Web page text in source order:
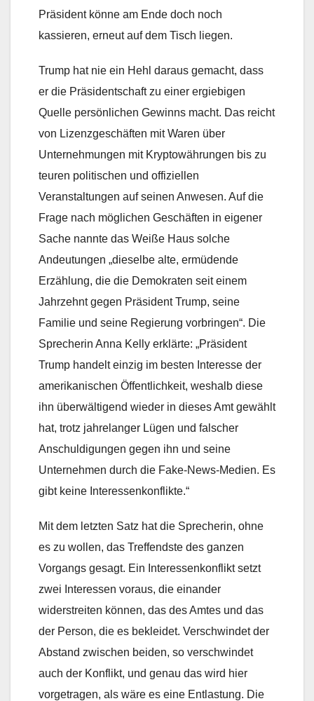
Präsident könne am Ende doch noch
kassieren, erneut auf dem Tisch liegen.
Trump hat nie ein Hehl daraus gemacht, dass
er die Präsidentschaft zu einer ergiebigen
Quelle persönlichen Gewinns macht. Das reicht
von Lizenzgeschäften mit Waren über
Unternehmungen mit Kryptowährungen bis zu
teuren politischen und offiziellen
Veranstaltungen auf seinen Anwesen. Auf die
Frage nach möglichen Geschäften in eigener
Sache nannte das Weiße Haus solche
Andeutungen „dieselbe alte, ermüdende
Erzählung, die die Demokraten seit einem
Jahrzehnt gegen Präsident Trump, seine
Familie und seine Regierung vorbringen“. Die
Sprecherin Anna Kelly erklärte: „Präsident
Trump handelt einzig im besten Interesse der
amerikanischen Öffentlichkeit, weshalb diese
ihn überwältigend wieder in dieses Amt gewählt
hat, trotz jahrelanger Lügen und falscher
Anschuldigungen gegen ihn und seine
Unternehmen durch die Fake-News-Medien. Es
gibt keine Interessenkonflikte.“
Mit dem letzten Satz hat die Sprecherin, ohne
es zu wollen, das Treffendste des ganzen
Vorgangs gesagt. Ein Interessenkonflikt setzt
zwei Interessen voraus, die einander
widerstreiten können, das des Amtes und das
der Person, die es bekleidet. Verschwindet der
Abstand zwischen beiden, so verschwindet
auch der Konflikt, und genau das wird hier
vorgetragen, als wäre es eine Entlastung. Die